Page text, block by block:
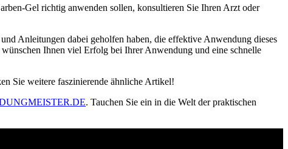
Gel richtig anwenden sollen, konsultieren Sie Ihren Arzt oder
Anleitungen dabei geholfen haben, die effektive Anwendung dieses
Ihnen viel Erfolg bei Ihrer Anwendung und eine schnelle
Sie weitere faszinierende ähnliche Artikel!
. Tauchen Sie ein in die Welt der praktischen